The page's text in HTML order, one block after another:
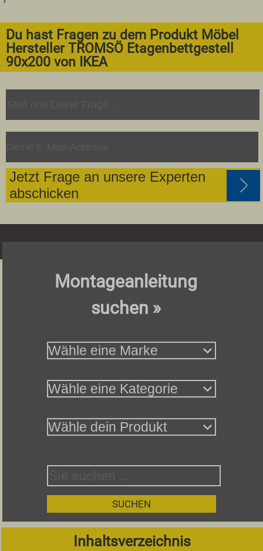
Du hast Fragen zu dem Produkt Möbel
Hersteller TROMSÖ Etagenbettgestell
90x200 von IKEA
Jetzt Frage an unsere Experten
abschicken
Montageanleitung
suchen »
Inhaltsverzeichnis